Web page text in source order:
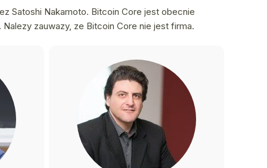
Satoshi Nakamoto. Bitcoin Core jest obecnie
zauwazy, ze Bitcoin Core nie jest firma.